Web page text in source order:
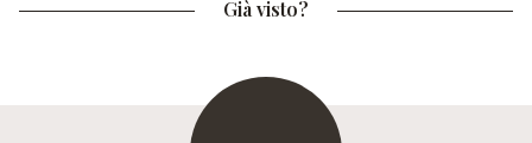
Già visto?